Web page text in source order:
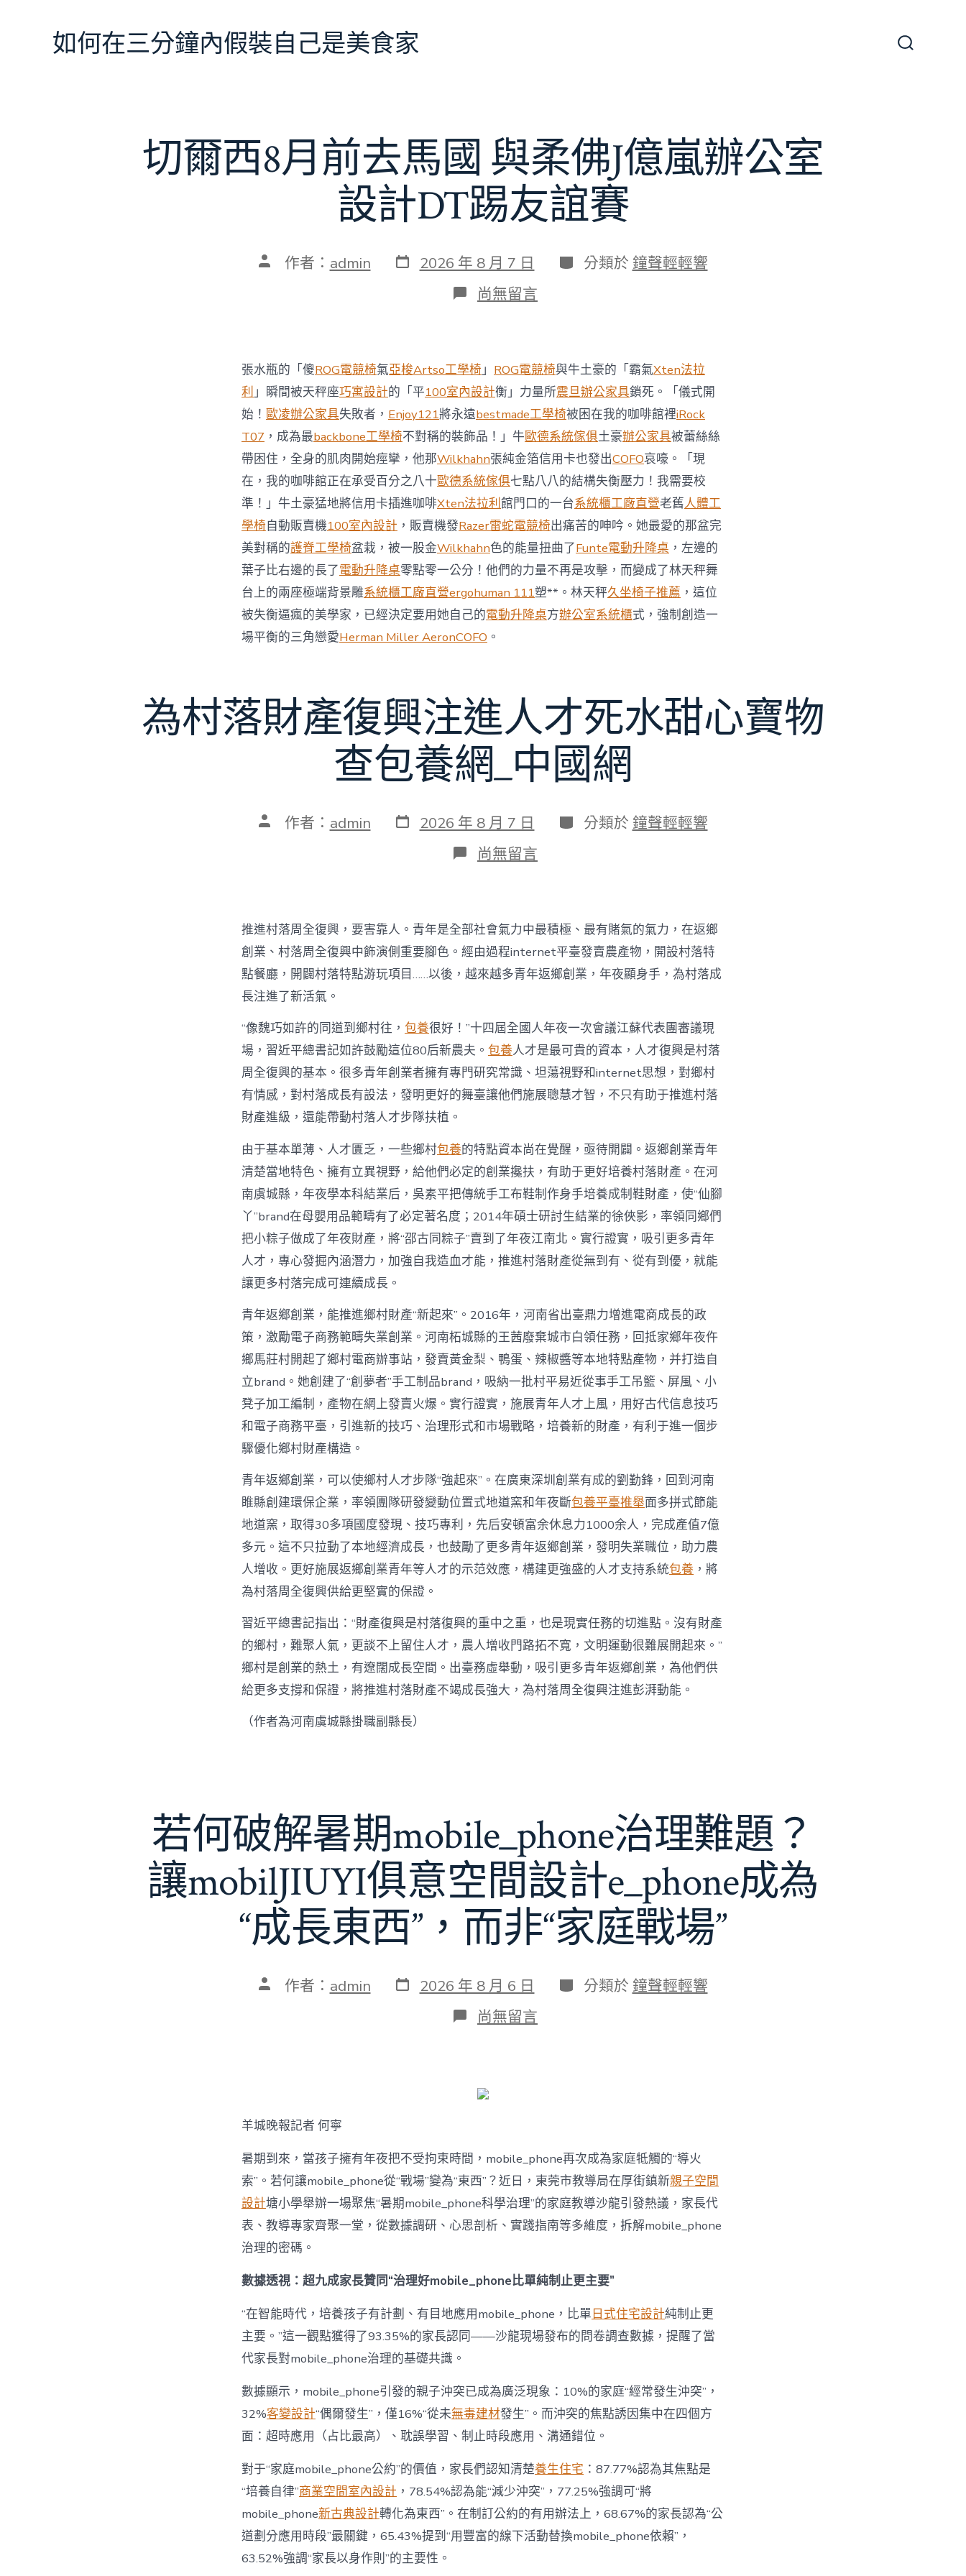
如何在三分鐘內假裝自己是美食家
切爾西8月前去馬國 與柔佛J億嵐辦公室
設計DT踢友誼賽
文 作者： admin 發
表
2026 年 8 月 7 日 分
類
分類於 鐘聲輕輕響
在
〈切
月
前
去
馬
國
與
柔
佛
J
億
嵐
辦
公
室
設
計
DT
踢
友
誼
尚無留言
張水瓶的「傻ROG電競椅氣亞梭Artso工學椅」 ROG電競椅與牛土豪的「霸氣Xten法拉
利」瞬間被天秤座巧寓設計的「平100室內設計衡」力量所震旦辦公家具鎖死。「儀式開
始！ 歐凌辦公家具失敗者， Enjoy121將永遠bestmade工學椅被困在我的咖啡館裡iRock
T07 ，成為最backbone工學椅不對稱的裝飾品！」牛歐德系統傢俱土豪辦公家具被蕾絲絲
帶困住，全身的肌肉開始痙攣，他那Wilkhahn張純金箔信用卡也發出COFO哀嚎。「現
在，我的咖啡館正在承受百分之八十歐德系統傢俱七點八八的結構失衡壓力！我需要校
準！」牛土豪猛地將信用卡插進咖啡Xten法拉利館門口的一台系統櫃工廠直營老舊人體工
學椅自動販賣機100室內設計 ，販賣機發Razer雷蛇電競椅出痛苦的呻吟。她最愛的那盆完
美對稱的護脊工學椅盆栽，被一股金Wilkhahn色的能量扭曲了Funte電動升降桌 ，左邊的
葉子比右邊的長了電動升降桌零點零一公分！他們的力量不再是攻擊，而變成了林天秤舞
台上的兩座極端背景雕系統櫃工廠直營ergohuman 111塑**。林天秤久坐椅子推薦 ，這位
被失衡逼瘋的美學家，已經決定要用她自己的電動升降桌方辦公室系統櫃式，強制創造一
場平衡的三角戀愛Herman Miller AeronCOFO 。
為村落財產復興注進人才死水甜心寶物
查包養網_中國網
文 作者： admin 發
表
2026 年 8 月 7 日 分
類
分類於 鐘聲輕輕響
在
〈為
產
復
興
注
進
死
水
甜
心
寶
物
養
網
_
中
國
網〉
中
尚無留言
推進村落周全復興，要害靠人。青年是全部社會氣力中最積極、最有賭氣的氣力，在返鄉
創業、村落周全復興中飾演側重要腳色。經由過程internet平臺發賣農產物，開設村落特
點餐廳，開闢村落特點游玩項目……以後，越來越多青年返鄉創業，年夜顯身手，為村落成
長注進了新活氣。
“像魏巧如許的同道到鄉村往， 包養很好！”十四屆全國人年夜一次會議江蘇代表團審議現
場，習近平總書記如許鼓勵這位80后新農夫。 包養人才是最可貴的資本，人才復興是村落
周全復興的基本。很多青年創業者擁有專門研究常識、坦蕩視野和internet思想，對鄉村
有情感，對村落成長有設法，發明更好的舞臺讓他們施展聰慧才智，不只有助于推進村落
財產進級，還能帶動村落人才步隊扶植。
由于基本單薄、人才匱乏，一些鄉村包養的特點資本尚在覺醒，亟待開闢。返鄉創業青年
清楚當地特色、擁有立異視野，給他們必定的創業攙扶，有助于更好培養村落財產。在河
南虞城縣，年夜學本科結業后，吳素平把傳統手工布鞋制作身手培養成制鞋財產，使“仙腳
丫”brand在母嬰用品範疇有了必定著名度；2014年碩士研討生結業的徐俠影，率領同鄉們
把小粽子做成了年夜財產，將“邵古同粽子”賣到了年夜江南北。實行證實，吸引更多青年
人才，專心發掘內涵潛力，加強自我造血才能，推進村落財產從無到有、從有到優，就能
讓更多村落完成可連續成長。
青年返鄉創業，能推進鄉村財產“新起來”。2016年，河南省出臺鼎力增進電商成長的政
策，激勵電子商務範疇失業創業。河南柘城縣的王茜廢棄城市白領任務，回抵家鄉年夜仵
鄉馬莊村開起了鄉村電商辦事站，發賣黃金梨、鴨蛋、辣椒醬等本地特點產物，并打造自
立brand。她創建了“創夢者”手工制品brand，吸納一批村平易近從事手工吊籃、屏風、小
凳子加工編制，產物在網上發賣火爆。實行證實，施展青年人才上風，用好古代信息技巧
和電子商務平臺，引進新的技巧、治理形式和市場戰略，培養新的財產，有利于進一個步
驟優化鄉村財產構造。
青年返鄉創業，可以使鄉村人才步隊“強起來”。在廣東深圳創業有成的劉勤鋒，回到河南
睢縣創建環保企業，率領團隊研發變動位置式地道窯和年夜斷包養平臺推舉面多拼式節能
地道窯，取得30多項國度發現、技巧專利，先后安頓富余休息力1000余人，完成產值7億
多元。這不只拉動了本地經濟成長，也鼓勵了更多青年返鄉創業，發明失業職位，助力農
人增收。更好施展返鄉創業青年等人才的示范效應，構建更強盛的人才支持系統包養 ，將
為村落周全復興供給更堅實的保證。
習近平總書記指出：“財產復興是村落復興的重中之重，也是現實任務的切進點。沒有財產
的鄉村，難聚人氣，更談不上留住人才，農人增收門路拓不寬，文明運動很難展開起來。”
鄉村是創業的熱土，有遼闊成長空間。出臺務虛舉動，吸引更多青年返鄉創業，為他們供
給更多支撐和保證，將推進村落財產不竭成長強大，為村落周全復興注進彭湃動能。
（作者為河南虞城縣掛職副縣長）
若何破解暑期mobile_phone治理難題？
讓mobilJIUYI俱意空間設計e_phone成為
“成長東西”，而非“家庭戰場”
文 作者： admin 發
表
2026 年 8 月 6 日 分
類
分類於 鐘聲輕輕響
在
〈若
暑
期
難
題？
讓
mobilJIUYI
俱
意
設
計
成
為
“成
西”，
而
非
“家
庭
戰
場”〉
中
尚無留言
羊城晚報記者 何寧
暑期到來，當孩子擁有年夜把不受拘束時間，mobile_phone再次成為家庭牴觸的“導火
索”。若何讓mobile_phone從“戰場”變為“東西”？近日，東莞市教導局在厚街鎮新親子空間
設計塘小學舉辦一場聚焦“暑期mobile_phone科學治理”的家庭教導沙龍引發熱議，家長代
表、教導專家齊聚一堂，從數據調研、心思剖析、實踐指南等多維度，拆解mobile_phone
治理的密碼。
數據透視：超九成家長贊同“治理好mobile_phone比單純制止更主要”
“在智能時代，培養孩子有計劃、有目地應用mobile_phone，比單日式住宅設計純制止更
主要。”這一觀點獲得了93.35%的家長認同——沙龍現場發布的問卷調查數據，提醒了當
代家長對mobile_phone治理的基礎共識。
數據顯示，mobile_phone引發的親子沖突已成為廣泛現象：10%的家庭“經常發生沖突”，
32%客變設計“偶爾發生”，僅16%“從未無毒建材發生”。而沖突的焦點誘因集中在四個方
面：超時應用（占比最高）、耽誤學習、制止時段應用、溝通錯位。
對于“家庭mobile_phone公約”的價值，家長們認知清楚養生住宅 ：87.77%認為其焦點是
“培養自律”商業空間室內設計 ，78.54%認為能“減少沖突”，77.25%強調可“將
mobile_phone新古典設計轉化為東西”。在制訂公約的有用辦法上，68.67%的家長認為“公
道劃分應用時段”最關鍵，65.43%提到“用豐富的線下活動替換mobile_phone依賴”，
63.52%強調“家長以身作則”的主要性。